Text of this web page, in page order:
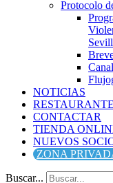
Protocolo
NOTICIAS
RESTAURANTE
CONTACTAR
TIENDA
NUEVOS
ZONA
Buscar...